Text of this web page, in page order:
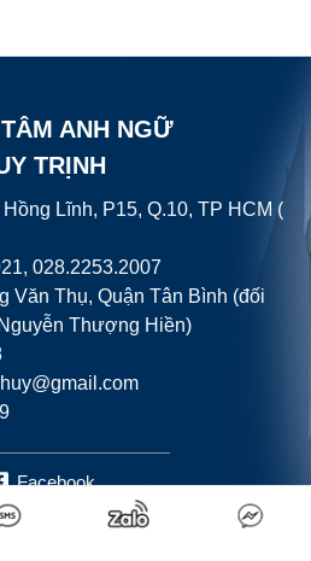
ANH NGỮ
TRỊNH
Lĩnh, P15, Q.10, TP HCM (
028.2253.2007
Văn Thụ, Quận Tân Bình (đối
Thượng Hiền)
Facebook